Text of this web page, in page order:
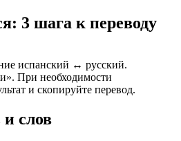
3 шага к переводу
испанский ↔ русский.
При необходимости
и скопируйте перевод.
и слов